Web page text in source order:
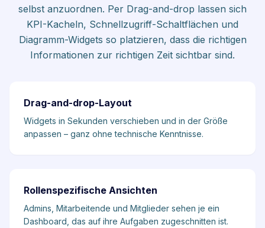
selbst anzuordnen. Per Drag-and-drop lassen sich
KPI-Kacheln, Schnellzugriff-Schaltflächen und
Diagramm-Widgets so platzieren, dass die richtigen
Informationen zur richtigen Zeit sichtbar sind.
Drag-and-drop-Layout
Widgets in Sekunden verschieben und in der Größe
anpassen – ganz ohne technische Kenntnisse.
Rollenspezifische Ansichten
Admins, Mitarbeitende und Mitglieder sehen je ein
Dashboard, das auf ihre Aufgaben zugeschnitten ist.